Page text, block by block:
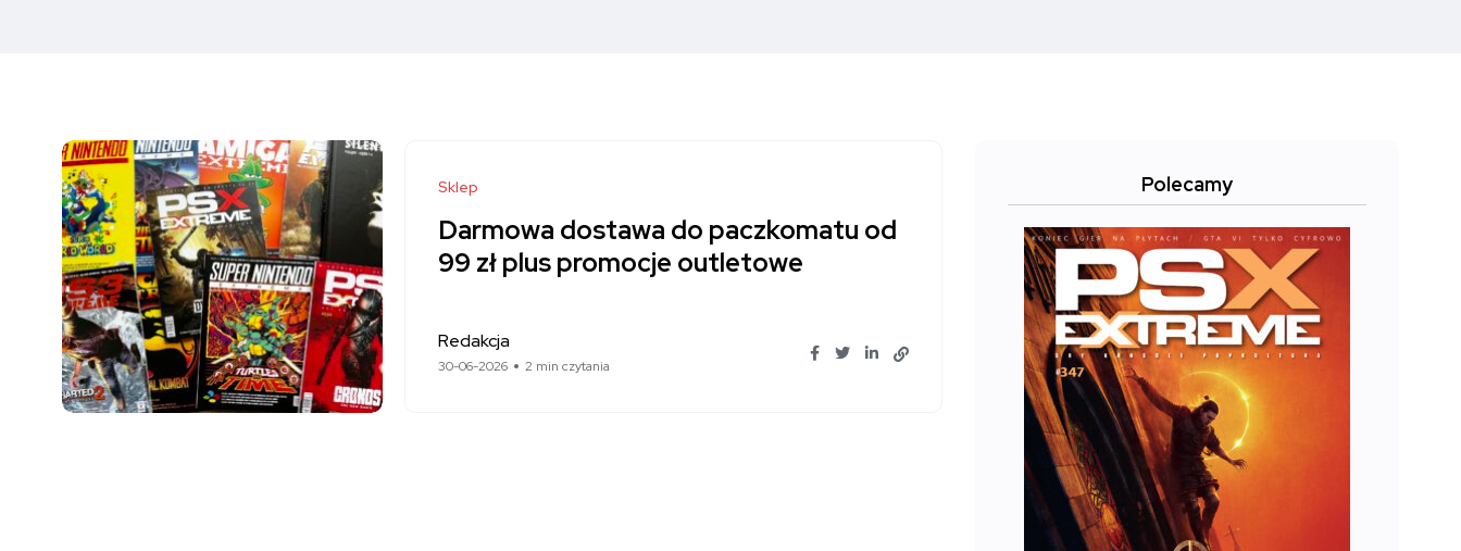
Sklep
Darmowa dostawa do paczkomatu od
99 zł plus promocje outletowe
Redakcja
30-06-2026 2 min czytania
Polecamy